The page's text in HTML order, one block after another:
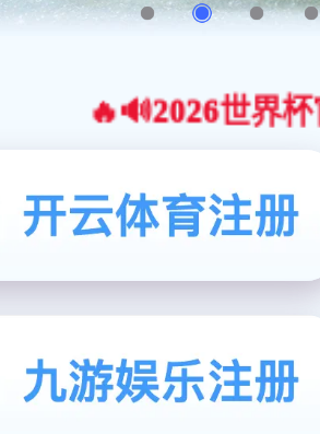
🔥🔊2026世界杯官网